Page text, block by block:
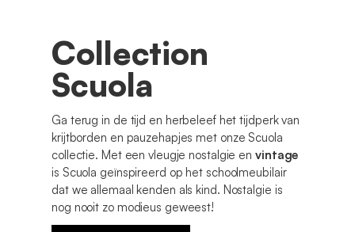
Collection
Scuola
Ga terug in de tijd en herbeleef het tijdperk van
krijtborden en pauzehapjes met onze Scuola
collectie. Met een vleugje nostalgie en vintage
is Scuola geïnspireerd op het schoolmeubilair
dat we allemaal kenden als kind. Nostalgie is
nog nooit zo modieus geweest!